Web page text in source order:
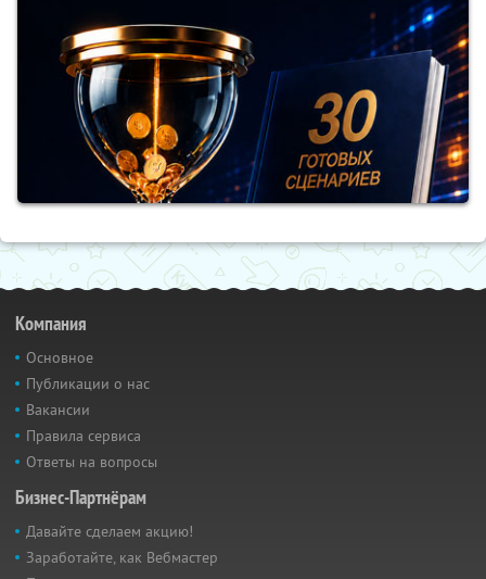
Компания
Основное
Публикации о нас
Вакансии
Правила сервиса
Ответы на вопросы
Бизнес-Партнёрам
Давайте сделаем акцию!
Заработайте, как Вебмастер